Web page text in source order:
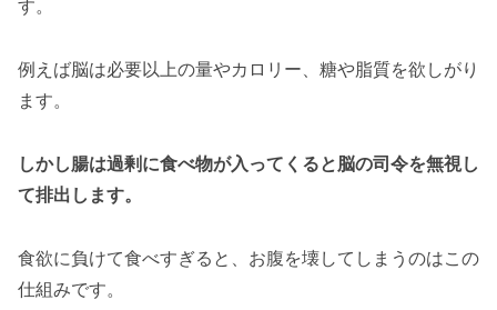
す。
例えば脳は必要以上の量やカロリー、糖や脂質を欲しがり
ます。
しかし腸は過剰に食べ物が入ってくると脳の司令を無視し
て排出します。
食欲に負けて食べすぎると、お腹を壊してしまうのはこの
仕組みです。